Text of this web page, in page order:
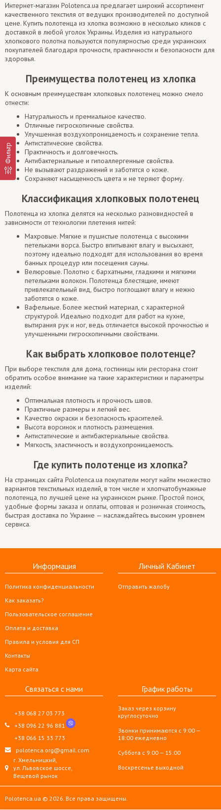
Фильтр
Интернет-магазин Polotenca.ua предлагает широкий ассортимент
качественного текстиля от ведущих производителей по доступной
цене. Купить полотенца из хлопка возможно в несколько кликов с
доставкой в ​​любой уголок Украины. Изделия из натурального
хлопкового полотна пользуются популярностью среди украинских
покупателей благодаря прочности, практичности и безопасности для
здоровья.
Преимущества полотенец из хлопка
К основным преимуществам хлопковых полотенец можно смело
отнести:
Натуральность и премиальное качество.
Отличные гигроскопичные свойства.
Улучшенная воздухопроницаемость и сохранение тепла.
Антистатические свойства.
Практичность и долговечность.
Антибактериальные и гипоаллергенные свойства.
Не вызывают раздражений и заботятся о коже.
Сохраняют насыщенность цвета и не теряют форму.
Классификация хлопковых полотенец
Полотенца из хлопка делятся на несколько разновидностей в
зависимости от технологии плетения нитей:
Махровые. Мягкие и пушистые полотенца с высокими
петельками ворса. Быстро впитывают влагу и высыхают,
поэтому идеально подходят для использования во время
банных процедур или посещения сауны.
Велюровые. Полотно с бархатными, гладкими и мягкими
петельками волокон. Полотенца блестящие, имеют
привлекательный вид, быстро поглощают влагу и нежно
заботятся о коже.
Вафельные. Более жесткий материал, с характерной
структурой. Идеально подходит для работ на кухне,
вытирания рук и ног, ведь отличается высокой прочностью и
улучшенными гигроскопичными свойствами.
Как выбрать хлопковое полотенце?
При выборе текстиля для дома, гостиницы или ресторана стоит
обратить особое внимание на такие характеристики и параметры
изделий:
Оптимальная плотность и прочность швов.
Практичные размеры и легкий вес.
Качество окраски и безопасность красителей.
Высота ворсинок и плотность размещения.
Антистатические и антибактериальные свойства.
Мягкость, эластичность и воздухопроницаемость.
Где купить полотенце из хлопка?
На страницах сайта Polotenca.ua покупатели могут найти множество
вариантов текстильных изделий, в том числе и хлопчатобумажные
полотенца, по лучшей цене на украинском рынке. Простой поиск,
удобные формы заказа и оплаты, оптовая и розничная стоимость,
быстрая доставка по Украине — наслаждайтесь высоким уровнем
сервиса.
Информация
Политика конфиденциальности
Как заказать?
Пользовательское соглашение
Оплата и доставка
Правила и условия для СП
Контакты
Карта сайта
Личный Кабинет
Отправить жалобу
Связаться с нами
+38 068 27 03 773
+38 096 22 96 881
+38 066 15 33 773
polotenca.org@gmail.com
г. Хмельницкий,
ул. Львовское шоссе,
Вещевой рынок
График работы
Заказ через корзину
круглосуточно
Звонки принимаются с 9:00 —
18:00 ежедневно
Суббота с 9:00 — 15:00
Воскресенье выходной
Polotenca.ua © 2026. Все права защищены.